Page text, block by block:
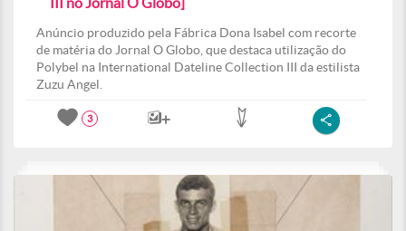
Anúncio produzido pela Fábrica Dona Isabel com recorte
de matéria do Jornal O Globo, que destaca utilização do
Polybel na International Dateline Collection III da estilista
Zuzu Angel.
3